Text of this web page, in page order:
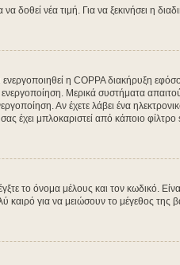
νέα τιμή. Για να ξεκινήσει η
η COPPA διακήρυξη
Μερικά συστήματα
Αν έχετε λάβει ένα
έχει μπλοκαριστεί από κάποιο
το όνομα μέλους και τον κωδικό.
για να μειώσουν το μέγεθος της